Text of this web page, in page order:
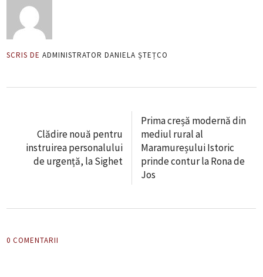
SCRIS DE ADMINISTRATOR DANIELA ȘTEȚCO
Clădire nouă pentru
instruirea personalului
de urgență, la Sighet
Prima creșă modernă din
mediul rural al
Maramureșului Istoric
prinde contur la Rona de
Jos
0 COMENTARII